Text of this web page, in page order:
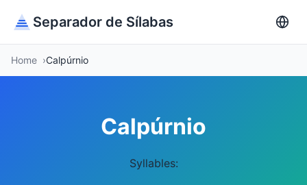
Separador de Sílabas
Home Calpúrnio
Calpúrnio
Syllables: